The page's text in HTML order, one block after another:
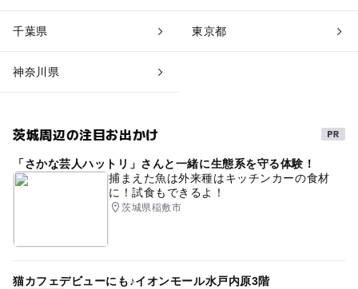
千葉県 東京都
神奈川県
茨城周辺の注目お出かけ
「さかな芸人ハットリ」さんと一緒に生態系を守る体験！
捕まえた魚は外来種はキッチンカーの食材
に！試食もできるよ！
茨城県稲敷市
猫カフェデビューにも♪イオンモール水戸内原3階